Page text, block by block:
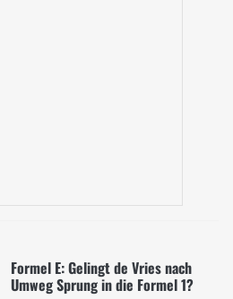
Formel E: Gelingt de Vries nach
Umweg Sprung in die Formel 1?